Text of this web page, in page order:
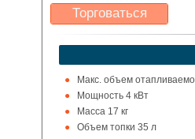
Торговаться
Какая цена Вас
устроит?
Макс. объем
Мощность 4 кВт
Масса 17 кг
Объем топки 35 л